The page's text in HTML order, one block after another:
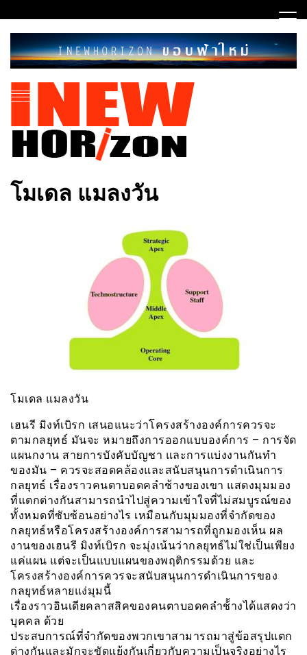
to
content
INEWHORIZON
โมเดล แมลงวัน
โมเดล แมลงวัน
เฮนรี มิงท์เบิรก เสนอแนะว่าโครงสร้างองค์การควรจะ
ตามกลยุทธ์ มันจะ หมายถึงการออกแบบองค์การ – การจัด
แผนกงาน สายการบังคับบัญชา และการแบ่งงานกันทำ
ของมัน – ควรจะสอดคล้องและสนับสนุนการดำเนินการ
กลยุทธ์ เรื่องราวคนตาบอดคลำช้างของเขา แสดงมุมมอง
ที่แตกต่างกันสามารถนำไปสู่ความเข้าใจที่ไม่สมบูรณ์ของ
ทั้งหมดที่ซับซ้อนอย่างไร เหมือนกับมุมมองที่จำกัดของ
กลยุทธ์หรือโครงสร้างองค์การสามารถที่ถูกมองเห็น ผล
งานของเฮนรี มิงท์เบิรก จะมุ่งเน้นว่ากลยุทธ์ไม่ใช่เป็นเพียง
แค่แผน แต่จะเป็นแบบแผนของพฤติกรรมด้วย และ
โครงสร้างองค์การควรจะสนับสนุนการดำเนินการของ
กลยุทธ์หลายแง่มุมนี้
เรื่องราวอินเดียคลาสสิคของคนตาบอดคลำช้้างได้แสดงว่า
บุคคล ด้วย
ประสบการณ์ที่จำกัดของพวกเขาสามารถมาสู่ข้อสรุปแตก
ต่างกันและมักจะขัดแย้งกันเกี่ยวกับความเป็นจริงอย่างไร